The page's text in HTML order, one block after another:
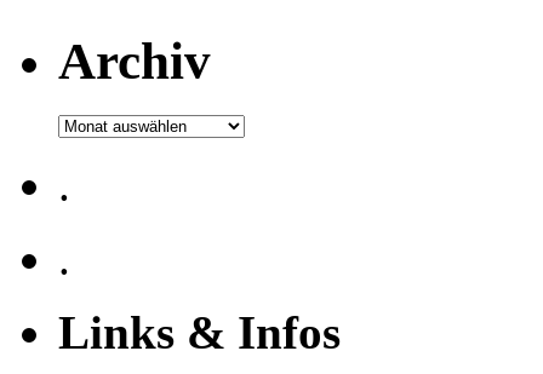
Archiv
Archiv
.
.
Links & Infos